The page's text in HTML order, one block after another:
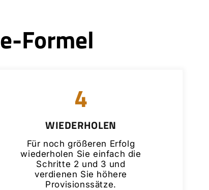
Formel
4
WIEDERHOLEN
Für noch größeren Erfolg
wiederholen Sie einfach die
Schritte 2 und 3 und
verdienen Sie höhere
Provisionssätze.